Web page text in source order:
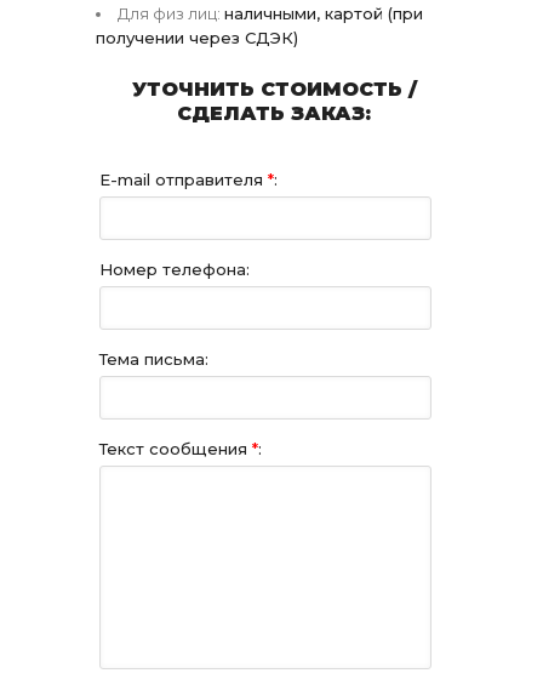
Для физ лиц: наличными, картой (при
получении через СДЭК)
УТОЧНИТЬ СТОИМОСТЬ /
СДЕЛАТЬ ЗАКАЗ:
E-mail отправителя *:
Номер телефона:
Тема письма:
Текст сообщения *: